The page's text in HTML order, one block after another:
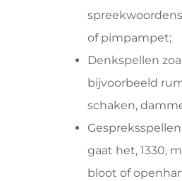
of pimpampet;
Denkspellen
bijvoorbeeld
schaken,
gaat het, 1330,
bloot of